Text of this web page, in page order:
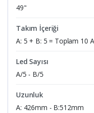
49"
Takım İçeriği
A: 5 + B: 5 = Toplam 10
Led Sayısı
A/5 - B/5
Uzunluk
A: 426mm - B:512mm